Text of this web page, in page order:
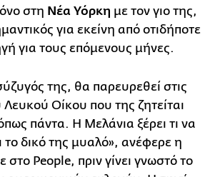
στη Νέα Υόρκη με τον γιο της,
για εκείνη από οτιδήποτε
για τους επόμενους μήνες.
της, θα παρευρεθεί στις
Οίκου που της ζητείται
πάντα. Η Μελάνια ξέρει τι να
το δικό της μυαλό», ανέφερε η
στο People, πριν γίνει γνωστό το